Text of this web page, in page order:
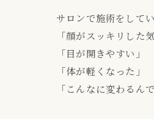
サロンで施術をして
「顔がスッキリした
「目が開きやすい」
「体が軽くなった」
「こんなに変わるん